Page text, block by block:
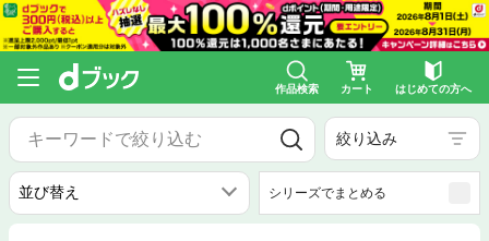
作品検索 カート はじめての方へ
絞り込み
シリーズでまとめる